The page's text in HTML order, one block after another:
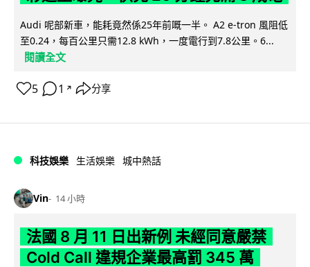
Audi 呢部新車，能耗竟然係25年前嘅一半。 A2 e-tron 風阻低
至0.24，每百公里只需12.8 kWh，一度電行到7.8公里。6...
閱讀全文
5 1 ↗ 分享
科技娛樂 生活娛樂 城中熱話
Vin 14 小時
法國 8 月 11 日出新例 未經同意嚴禁
Cold Call 違規企業最高罰 345 萬